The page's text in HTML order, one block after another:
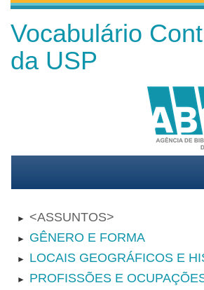
Vocabulário
da USP
► ASSUNTOS
► GÊNERO E FORMA
► LOCAIS GEOGRÁFICOS E
► PROFISSÕES E